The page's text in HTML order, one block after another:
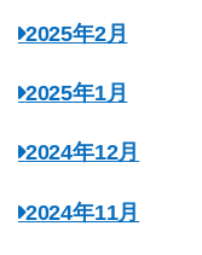
2025年2月
2025年1月
2024年12月
2024年11月